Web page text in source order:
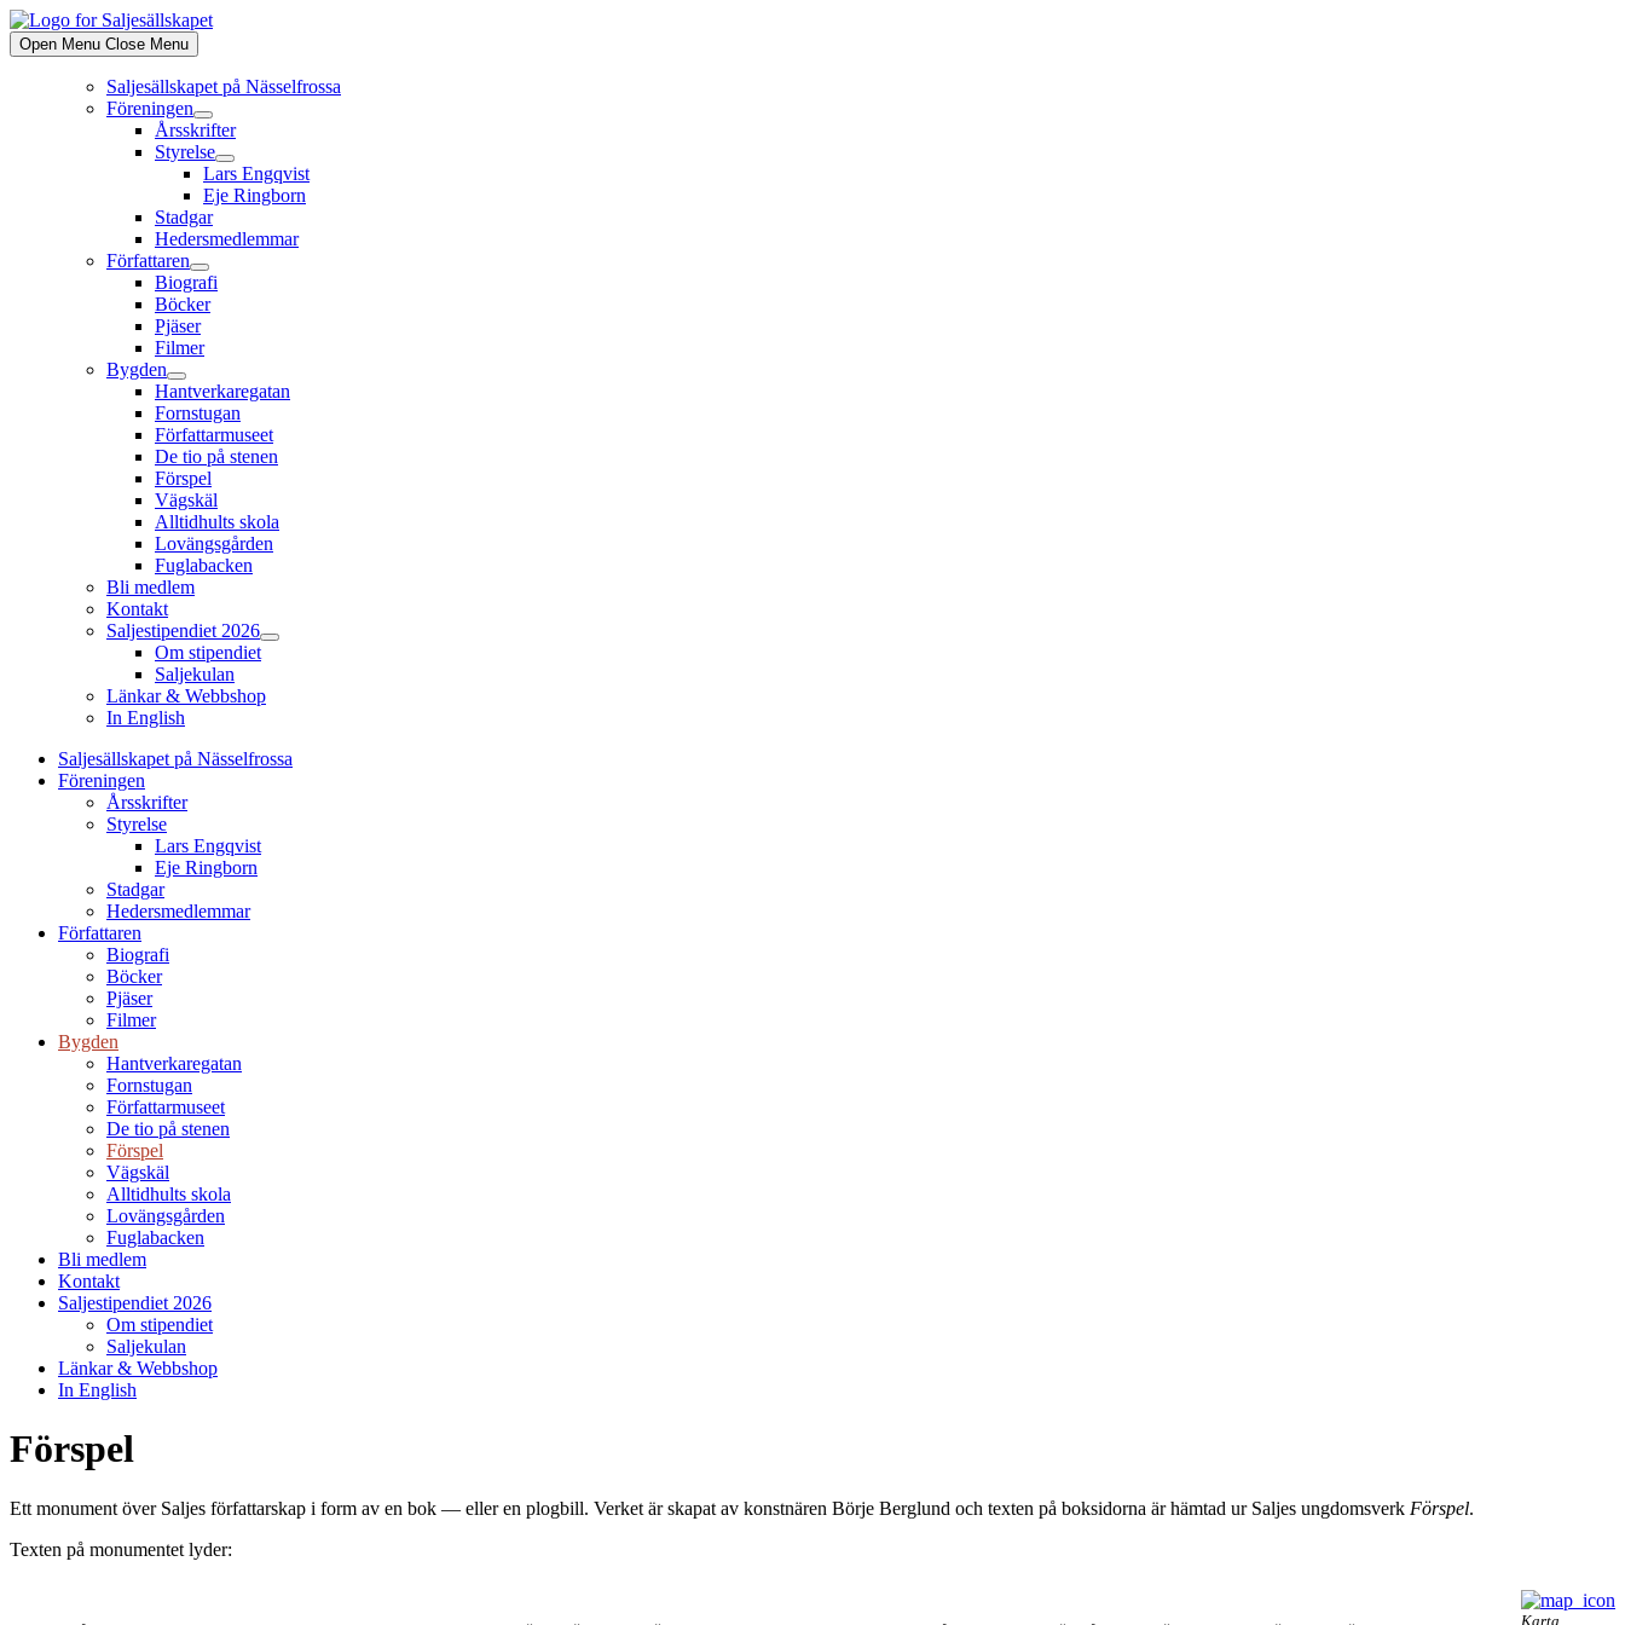
Skip
to
content
Open Menu Close Menu
Saljesällskapet på Nässelfrossa
Föreningen
Show
sub
menu
Årsskrifter
Styrelse
Show
sub
menu
Lars Engqvist
Eje Ringborn
Stadgar
Hedersmedlemmar
Författaren
Show
sub
menu
Biografi
Böcker
Pjäser
Filmer
Bygden
Show
sub
menu
Hantverkaregatan
Fornstugan
Författarmuseet
De tio på stenen
Förspel
Vägskäl
Alltidhults skola
Lovängsgården
Fuglabacken
Bli medlem
Kontakt
Saljestipendiet 2026
Show
Om stipendiet
Saljekulan
Länkar & Webbshop
In English
Saljesällskapet på Nässelfrossa
Föreningen
Årsskrifter
Styrelse
Lars Engqvist
Eje Ringborn
Stadgar
Hedersmedlemmar
Författaren
Biografi
Böcker
Pjäser
Filmer
Bygden
Hantverkaregatan
Fornstugan
Författarmuseet
De tio på stenen
Förspel
Vägskäl
Alltidhults skola
Lovängsgården
Fuglabacken
Bli medlem
Kontakt
Saljestipendiet 2026
Om stipendiet
Saljekulan
Länkar & Webbshop
In English
Förspel
Ett monument över Saljes författarskap i form av en bok — eller en plogbill. Verket är skapat av konstnären Börje Berglund och texten på boksidorna är hämtad ur Saljes ungdomsverk Förspel.
Texten på monumentet lyder:
Karta